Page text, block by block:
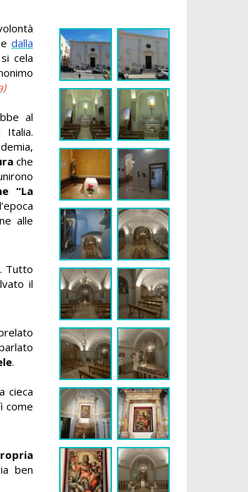
dalla
cela
al
Italia.
che
“La
alle
Tutto
il
.
cieca
come
ben